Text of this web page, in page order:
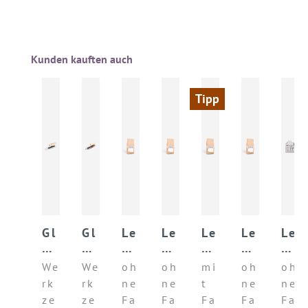
Produktgalerie überspringen
Kunden kauften auch
Gl
ät
tk
el
We
rk
ze
Gl
ät
tk
el
We
rk
ze
Le
h
mf
ei
np
oh
ne
Fa
Le
h
mf
ei
np
oh
ne
Fa
Tipp
Le
h
m
un
te
mi
t
Fa
Le
h
m
ob
er
oh
ne
Fa
Le
h
m
pu
tz
oh
ne
Fa